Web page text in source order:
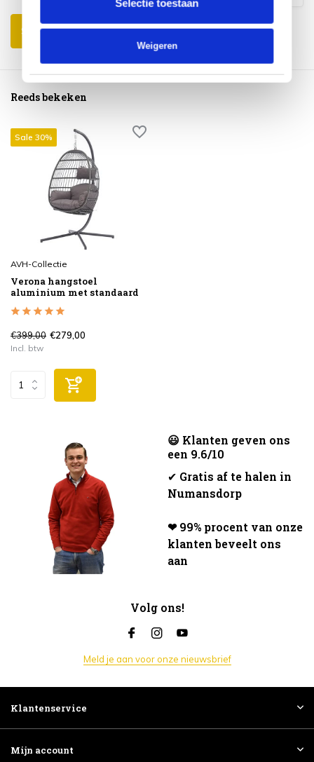
Selectie toestaan
Weigeren
Schrijf je eigen review
Reeds bekeken
Sale 30%
AVH-Collectie
Verona hangstoel
aluminium met standaard
€399,00 €279,00
Incl. btw
😃 Klanten geven ons
een 9.6/10
✔ Gratis af te halen in
Numansdorp
❤ 99% procent van onze
klanten beveelt ons
aan
Volg ons!
Meld je aan voor onze nieuwsbrief
Klantenservice
Mijn account